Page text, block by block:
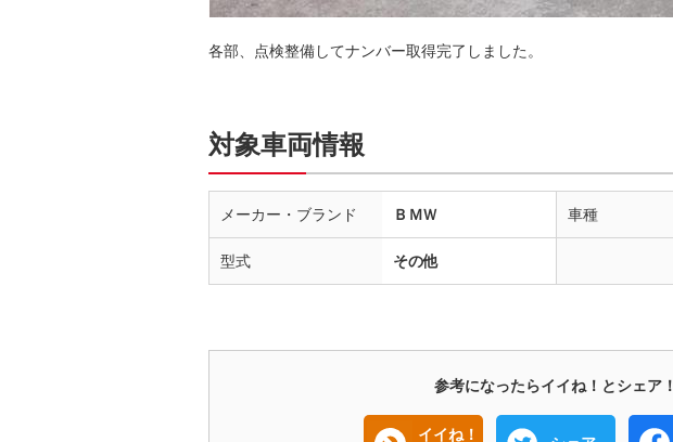
各部、点検整備してナンバー取得完了しました。
対象車両情報
メーカー・ブランド ＢＭＷ 車種
型式 その他
参考になったらイイね！とシェア！
イイね！